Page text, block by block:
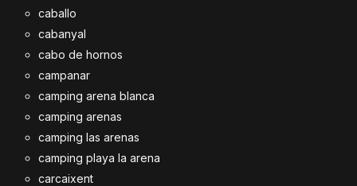
caballo
cabanyal
cabo de hornos
campanar
camping arena blanca
camping arenas
camping las arenas
camping playa la arena
carcaixent